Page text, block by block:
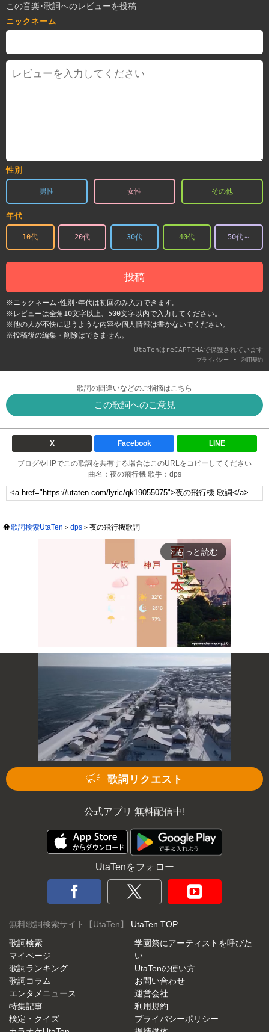
この音楽･歌詞へのレビューを投稿
ニックネーム
性別
男性 女性 その他
年代
10代 20代 30代 40代 50代～
投稿
※ニックネーム･性別･年代は初回のみ入力できます。
※レビューは全角10文字以上、500文字以内で入力してください。
※他の人が不快に思うような内容や個人情報は書かないでください。
※投稿後の編集・削除はできません。
UtaTenはreCAPTCHAで保護されています
プライバシー - 利用契約
歌詞の間違いなどのご指摘はこちら
この歌詞へのご意見
X Facebook LINE
ブログやHPでこの歌詞を共有する場合はこのURLをコピーしてください
曲名：夜の飛行機 歌手：dps
歌詞検索UtaTen dps 夜の飛行機歌詞
arrow_forward_ios もっと読む
Mute
次の動画まで 3 キャンセル
歌詞リクエスト
公式アプリ 無料配信中!
UtaTenをフォロー
無料歌詞検索サイト【UtaTen】 UtaTen TOP
歌詞検索
マイページ
歌詞ランキング
歌詞コラム
エンタメニュース
特集記事
検定・クイズ
学園祭にアーティストを呼びた
い
UtaTenの使い方
お問い合わせ
運営会社
利用規約
プライバシーポリシー